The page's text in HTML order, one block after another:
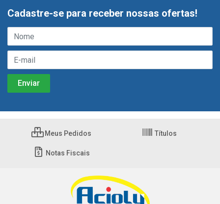
Cadastre-se para receber nossas ofertas!
Meus Pedidos Títulos
Notas Fiscais